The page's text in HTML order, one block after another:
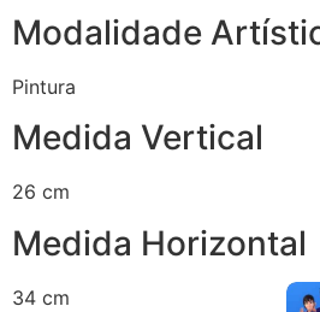
Modalidade
Pintura
Medida Vertical
26 cm
Medida Horizontal
34 cm